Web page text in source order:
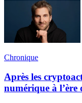
Chronique
Après les
numérique à l’ère